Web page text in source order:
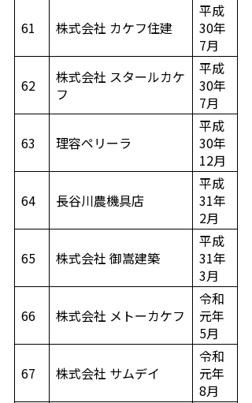
61 株式会社 カケフ住建
平成
30年
7月
62
株式会社 スタールカケ
フ
平成
30年
7月
63 理容ペリーラ
平成
30年
12月
64 長谷川農機具店
平成
31年
2月
65 株式会社 御嵩建築
平成
31年
3月
66 株式会社 メトーカケフ
令和
元年
5月
67 株式会社 サムデイ
令和
元年
8月